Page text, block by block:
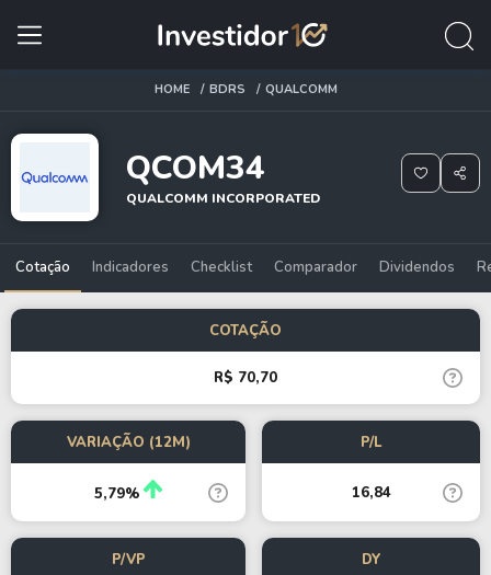
HOME BDRS QUALCOMM
QCOM34
QUALCOMM INCORPORATED
Cotação Indicadores Checklist Comparador Dividendos
COTAÇÃO
R$ 70,70
VARIAÇÃO (12M)
5,79%
P/L
16,84
P/VP DY